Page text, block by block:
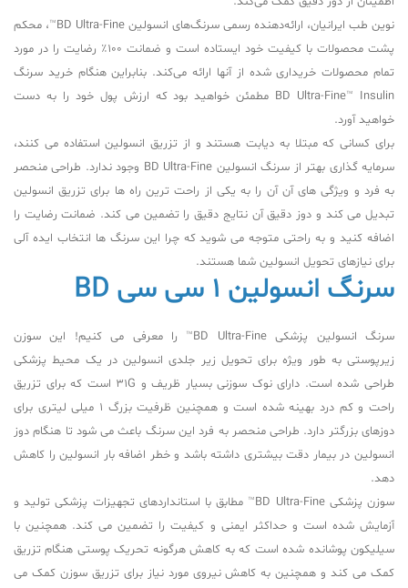
نوین طب ایرانیان، ارائه‌دهنده رسمی سرنگ‌های انسولین BD Ultra-Fine™، محکم
پشت محصولات با کیفیت خود ایستاده است و ضمانت 100٪ رضایت را در مورد
تمام محصولات خریداری شده از آنها ارائه می‌کند. بنابراین هنگام خرید سرنگ
BD Ultra-Fine™ Insulin مطمئن خواهید بود که ارزش پول خود را به دست
خواهید آورد.
برای کسانی که مبتلا به دیابت هستند و از تزریق انسولین استفاده می کنند،
سرمایه گذاری بهتر از سرنگ انسولین BD Ultra-Fine وجود ندارد. طراحی منحصر
به فرد و ویژگی های آن آن را به یکی از راحت ترین راه ها برای تزریق انسولین
تبدیل می کند و دوز دقیق آن نتایج دقیق را تضمین می کند. ضمانت رضایت را
اضافه کنید و به راحتی متوجه می شوید که چرا این سرنگ ها انتخاب ایده آلی
برای نیازهای تحویل انسولین شما هستند.
سرنگ انسولین 1 سی سی BD
سرنگ انسولین پزشکی BD Ultra-Fine™ را معرفی می کنیم! این سوزن
زیرپوستی به طور ویژه برای تحویل زیر جلدی انسولین در یک محیط پزشکی
طراحی شده است. دارای نوک سوزنی بسیار ظریف و 31G است که برای تزریق
راحت و کم درد بهینه شده است و همچنین ظرفیت بزرگ 1 میلی لیتری برای
دوزهای بزرگتر دارد. طراحی منحصر به فرد این سرنگ باعث می شود تا هنگام دوز
انسولین در بیمار دقت بیشتری داشته باشد و خطر اضافه بار انسولین را کاهش
دهد.
سوزن پزشکی BD Ultra-Fine™ مطابق با استانداردهای تجهیزات پزشکی تولید و
آزمایش شده است و حداکثر ایمنی و کیفیت را تضمین می کند. همچنین با
سیلیکون پوشانده شده است که به کاهش هرگونه تحریک پوستی هنگام تزریق
کمک می کند و همچنین به کاهش نیروی مورد نیاز برای تزریق سوزن کمک می